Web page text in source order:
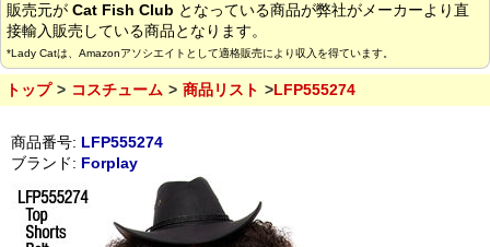
販売元が Cat Fish Club となっている商品が弊社がメーカーより直
接輸入販売している商品となります。
*Lady Catは、Amazonアソシエイトとして適格販売により収入を得ています。
トップ コスチューム 商品リスト LFP555274
商品番号: LFP555274
ブランド: Forplay